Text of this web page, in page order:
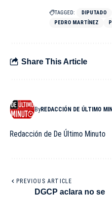
TAGGED: DIPUTADO
PEDRO MARTÍNEZ
Share This Article
ByREDACCIÓN DE ÚLTIMO
Redacción de De Último Minuto
PREVIOUS ARTICLE
DGCP aclara no se